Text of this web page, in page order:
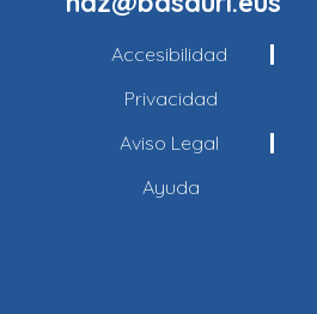
Accesibilidad
Privacidad
Aviso Legal
Ayuda